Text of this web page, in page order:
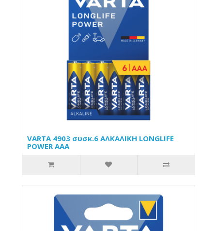
VARTA 4903 συσκ.6 ΑΛΚΑΛΙΚΗ LONGLIFE
POWER AAA